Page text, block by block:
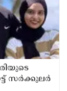
സർക്കുലർ